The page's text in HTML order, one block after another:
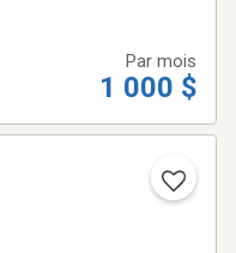
Par mois
1 000 $